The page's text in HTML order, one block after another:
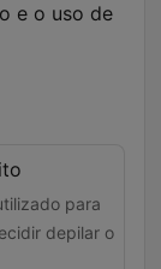
e o uso de
para
depilar o